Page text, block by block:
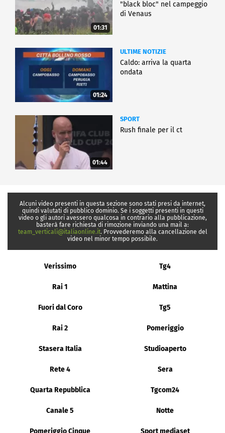
01:31
"black bloc" nel campeggio
di Venaus
01:24
ULTIME NOTIZIE
Caldo: arriva la quarta
ondata
01:44
SPORT
Rush finale per il ct
Alcuni video presenti in questa sezione sono stati presi da internet,
quindi valutati di pubblico dominio. Se i soggetti presenti in questi
video o gli autori avessero qualcosa in contrario alla pubblicazione,
basterà fare richiesta di rimozione inviando una mail a:
team_verticali@italiaonline.it. Provvederemo alla cancellazione del
video nel minor tempo possibile.
Verissimo Tg4
Rai 1 Mattina
Fuori dal Coro Tg5
Rai 2 Pomeriggio
Stasera Italia Studioaperto
Rete 4 Sera
Quarta Repubblica Tgcom24
Canale 5 Notte
Pomeriggio Cinque Sport mediaset